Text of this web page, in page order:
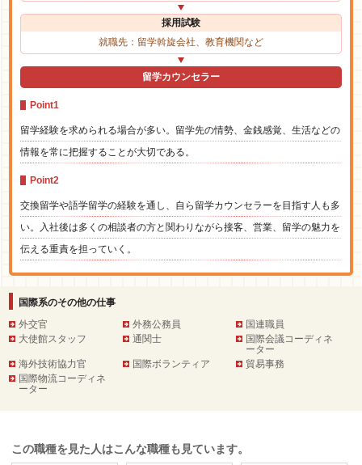
採用試験
就職先：留学斡旋会社、教育機関など
留学カウンセラー
Point1
留学経験を求められる場合が多い。留学先の情勢、金銭感覚、生活などの
情報を常に把握することが大切である。
Point2
交換留学や語学留学の経験を通し、自ら留学カウンセラーを目指す人も多
い。入社後は多くの相談者の方と関わりながら接客、営業、留学の魅力を
伝える重責を担っていく。
国際系のその他の仕事
外交官
外務公務員
国連職員
大使館スタッフ
通関士
国際会議コーディネ
ーター
海外技術協力官
国際ボランティア
貿易事務
国際物流コーディネ
ーター
この職種を見た人はこんな職種も見ています。